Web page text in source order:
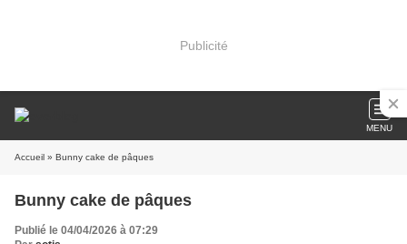
Publicité
MENU
Accueil » Bunny cake de pâques
Bunny cake de pâques
Publié le 04/04/2026 à 07:29